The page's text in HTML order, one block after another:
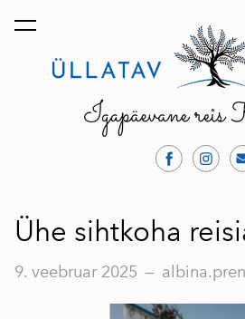
lisati ostukorvi. Vaata ostukorvi
Ühe sihtkoha
9. veebruar 2025 —